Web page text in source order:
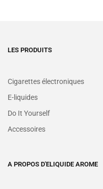
LES PRODUITS
Cigarettes électroniques
E-liquides
Do It Yourself
Accessoires
A PROPOS D'ELIQUIDE AROME